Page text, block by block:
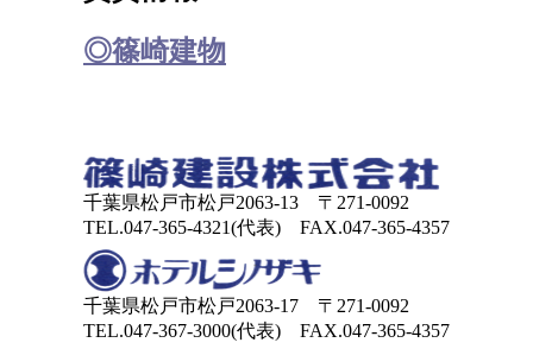
◎篠崎建物
千葉県松戸市松戸2063-13 〒271-0092
TEL.047-365-4321(代表) FAX.047-365-4357
千葉県松戸市松戸2063-17 〒271-0092
TEL.047-367-3000(代表) FAX.047-365-4357